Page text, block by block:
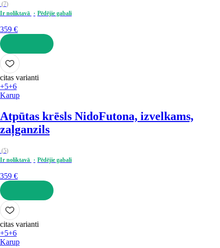
(7)
Ir noliktavā
Pēdējie gabali
359 €
LIKT GROZĀ
citas varianti
+5+6
Karup
Atpūtas krēsls NidoFutona, izvelkams,
zaļganzils
(5)
Ir noliktavā
Pēdējie gabali
359 €
LIKT GROZĀ
citas varianti
+5+6
Karup